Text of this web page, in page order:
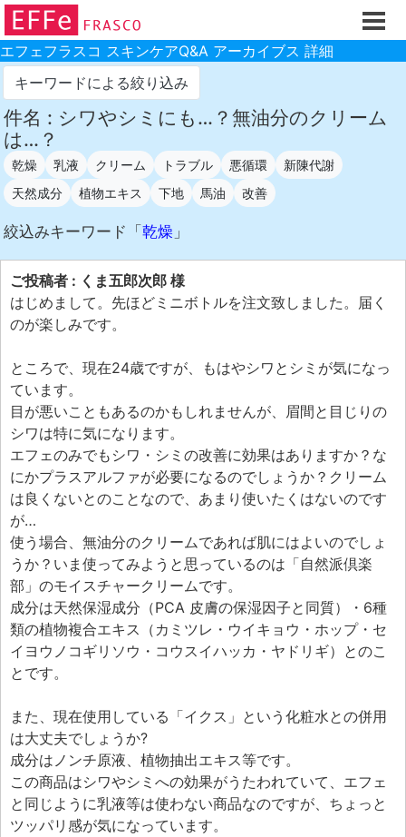
ホーム
ご注文フォーム
初回割引
製品のご案内
お買い物ガイド
スキンケアQ&Aアーカイブス
製品レビュー
スキンケア基礎講座
コスメ辞典 化粧品成分検索
ご購入履歴
ご紹介(アフェリエイト)制度
エフェ研究所について
お問い合わせフォーム
エフェフラスコ スキンケアQ&A アーカイブス 詳細
キーワードによる絞り込み
件名 : シワやシミにも…？無油分のクリーム
は…？
乾燥 乳液 クリーム トラブル 悪循環
新陳代謝
天然成分
植物エキス 下地 馬油 改善
絞込みキーワード「 乾燥 」
ご投稿者 : くま五郎次郎 様
はじめまして。先ほどミニボトルを注文致しました。届く
のが楽しみです。
ところで、現在24歳ですが、もはやシワとシミが気になっ
ています。
目が悪いこともあるのかもしれませんが、眉間と目じりの
シワは特に気になります。
エフェのみでもシワ・シミの改善に効果はありますか？な
にかプラスアルファが必要になるのでしょうか？クリーム
は良くないとのことなので、あまり使いたくはないのです
が…
使う場合、無油分のクリームであれば肌にはよいのでしょ
うか？いま使ってみようと思っているのは「自然派倶楽
部」のモイスチャークリームです。
成分は天然保湿成分（PCA 皮膚の保湿因子と同質）・6種
類の植物複合エキス（カミツレ・ウイキョウ・ホップ・セ
イヨウノコギリソウ・コウスイハッカ・ヤドリギ）とのこ
とです。
また、現在使用している「イクス」という化粧水との併用
は大丈夫でしょうか?
成分はノンチ原液、植物抽出エキス等です。
この商品はシワやシミへの効果がうたわれていて、エフェ
と同じように乳液等は使わない商品なのですが、ちょっと
ツッパリ感が気になっています。